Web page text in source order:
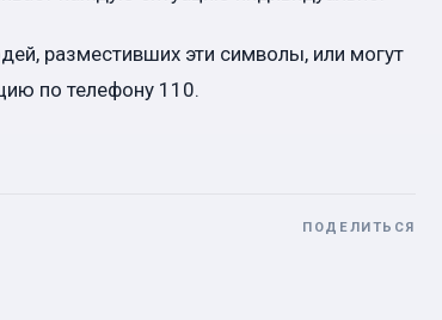
разместивших эти символы, или могут
по телефону 110.
ПОДЕЛИТЬСЯ